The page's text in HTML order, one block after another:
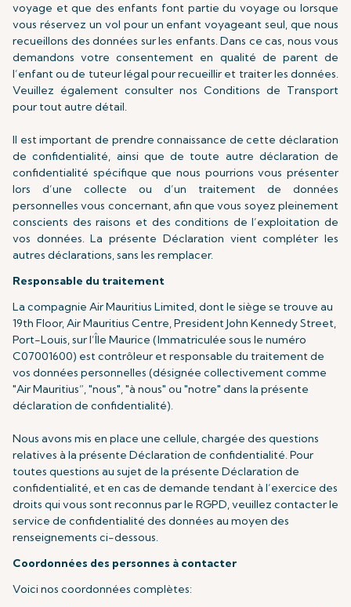
voyage et que des enfants font partie du voyage ou lorsque
vous réservez un vol pour un enfant voyageant seul, que nous
recueillons des données sur les enfants. Dans ce cas, nous vous
demandons votre consentement en qualité de parent de
l’enfant ou de tuteur légal pour recueillir et traiter les données.
Veuillez également consulter nos Conditions de Transport
pour tout autre détail.
Il est important de prendre connaissance de cette déclaration
de confidentialité, ainsi que de toute autre déclaration de
confidentialité spécifique que nous pourrions vous présenter
lors d’une collecte ou d’un traitement de données
personnelles vous concernant, afin que vous soyez pleinement
conscients des raisons et des conditions de l’exploitation de
vos données. La présente Déclaration vient compléter les
autres déclarations, sans les remplacer.
Responsable du traitement
La compagnie Air Mauritius Limited, dont le siège se trouve au
19th Floor, Air Mauritius Centre, President John Kennedy Street,
Port-Louis, sur l’Île Maurice (Immatriculée sous le numéro
C07001600) est contrôleur et responsable du traitement de
vos données personnelles (désignée collectivement comme
"Air Mauritius”, "nous", "à nous" ou "notre" dans la présente
déclaration de confidentialité).
Nous avons mis en place une cellule, chargée des questions
relatives à la présente Déclaration de confidentialité. Pour
toutes questions au sujet de la présente Déclaration de
confidentialité, et en cas de demande tendant à l’exercice des
droits qui vous sont reconnus par le RGPD, veuillez contacter le
service de confidentialité des données au moyen des
renseignements ci-dessous.
Coordonnées des personnes à contacter
Voici nos coordonnées complètes: